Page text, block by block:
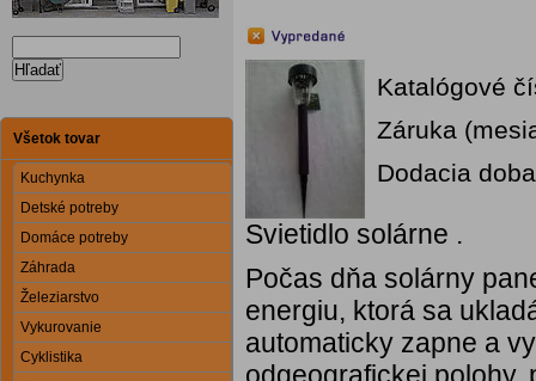
Hľadať
Všetok tovar
Kuchynka
Detské potreby
Domáce potreby
Záhrada
Železiarstvo
Vykurovanie
Cyklistika
Katalógové
Záruka
Dodacia
Svietidlo solárne .
Počas dňa solárny
energiu, ktorá sa
automaticky zapne a